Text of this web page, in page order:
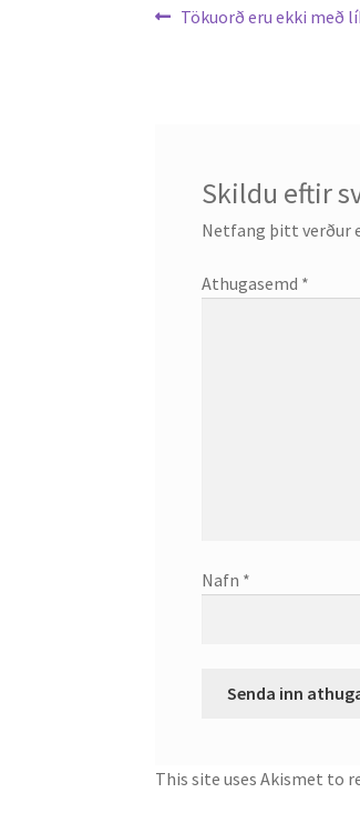
Leiðarkerfi
Previous
Tökuorð eru ekki með
Skildu eftir
Netfang þitt verður
Athugasemd *
Nafn *
This site uses Akismet to